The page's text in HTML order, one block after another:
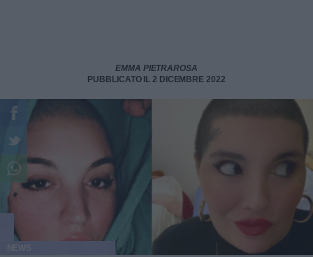
EMMA PIETRAROSA
PUBBLICATO IL 2 DICEMBRE 2022